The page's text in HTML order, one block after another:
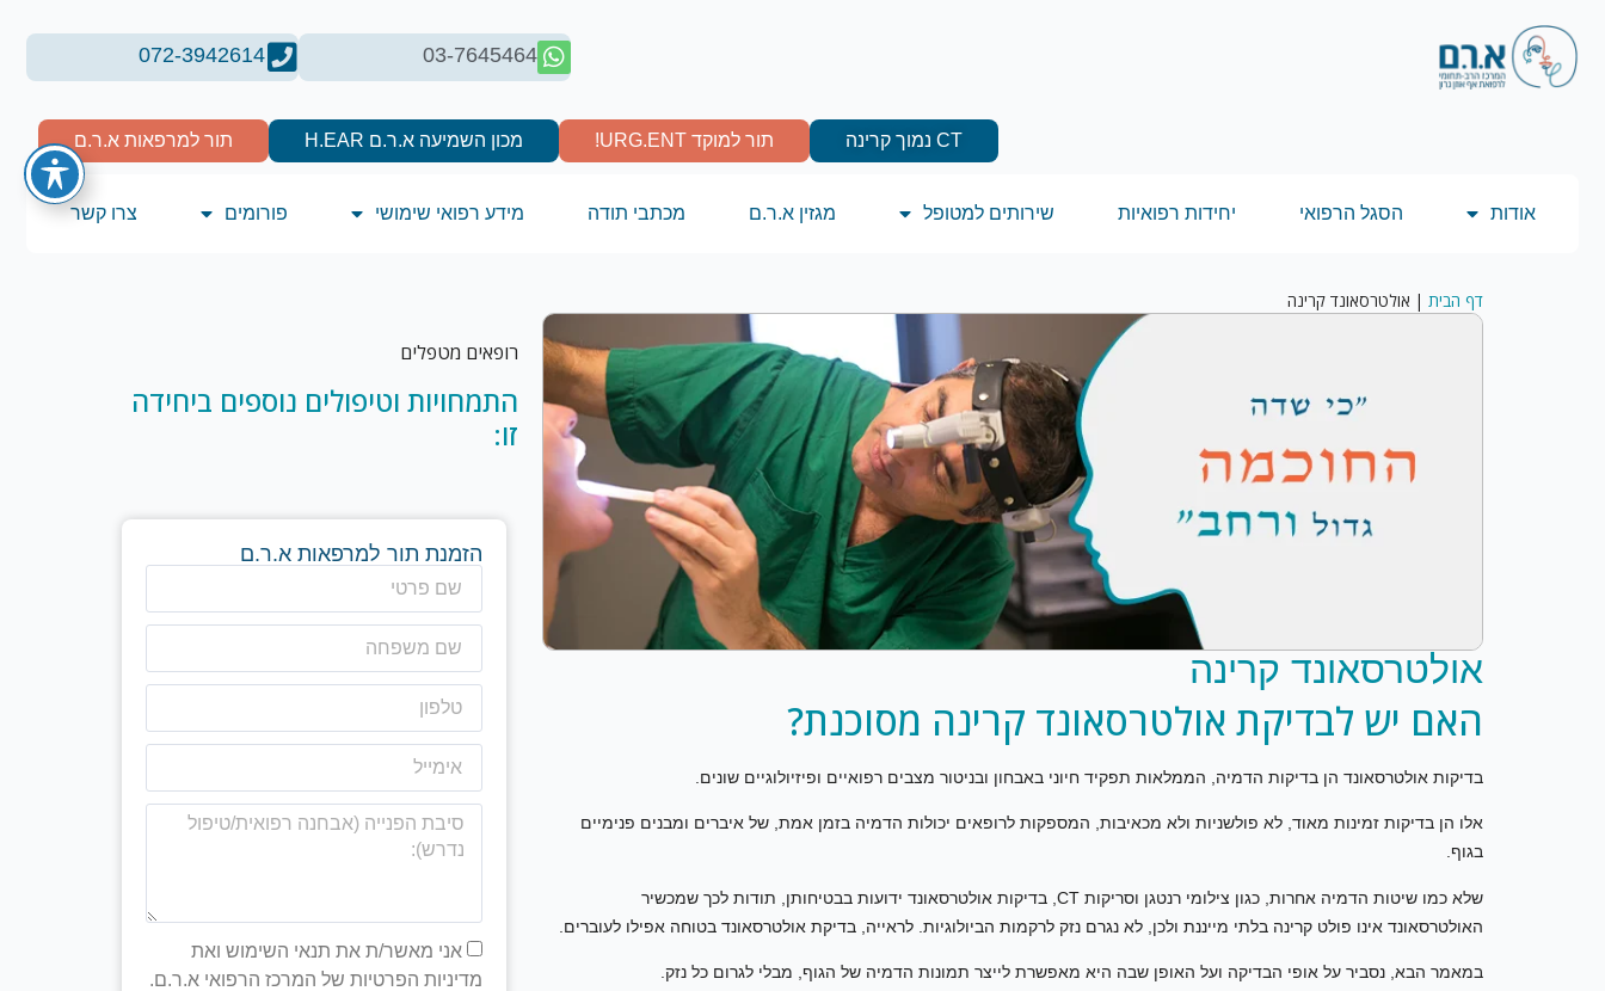
03-7645464
072-3942614
תור למרפאות א.ר.ם מכון השמיעה א.ר.ם H.EAR תור למוקד URG.ENT! CT נמוך קרינה
אודות הסגל הרפואי יחידות רפואיות שירותים למטופל מגזין א.ר.ם מכתבי תודה מידע רפואי שימושי פורומים צרו קשר
דף הבית | אולטרסאונד קרינה
אולטרסאונד קרינה
האם יש לבדיקת אולטרסאונד קרינה מסוכנת?
בדיקות אולטרסאונד הן בדיקות הדמיה, הממלאות תפקיד חיוני באבחון ובניטור מצבים רפואיים ופיזיולוגיים שונים.
אלו הן בדיקות זמינות מאוד, לא פולשניות ולא מכאיבות, המספקות לרופאים יכולות הדמיה בזמן אמת, של איברים ומבנים פנימיים
בגוף.
שלא כמו שיטות הדמיה אחרות, כגון צילומי רנטגן וסריקות CT, בדיקות אולטרסאונד ידועות בבטיחותן, תודות לכך שמכשיר
האולטרסאונד אינו פולט קרינה בלתי מייננת ולכן, לא נגרם נזק לרקמות הביולוגיות. לראייה, בדיקת אולטרסאונד בטוחה אפילו לעוברים.
במאמר הבא, נסביר על אופי הבדיקה ועל האופן שבה היא מאפשרת לייצר תמונות הדמיה של הגוף, מבלי לגרום כל נזק.
רופאים מטפלים
התמחויות וטיפולים נוספים ביחידה
זו:
הזמנת תור למרפאות א.ר.ם
אני מאשר/ת את תנאי השימוש ואת
מדיניות הפרטיות של המרכז הרפואי א.ר.ם.